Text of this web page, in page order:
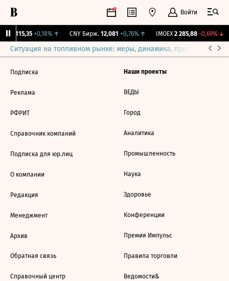
Войти
115,35 +0,18%↑ CNY Бирж. 12,081 +0,76%↑ IMOEX 2 285,88 -0,69%↓
Ситуация на топливном рынке: меры, динамика, прогнозы
Подписка
Реклама
РФРИТ
Справочник компаний
Подписка для юр.лиц
О компании
Редакция
Менеджмент
Архив
Обратная связь
Справочный центр
Наши проекты
ВЕДЫ
Город
Аналитика
Промышленность
Наука
Здоровье
Конференции
Премия Импульс
Правила торговли
Ведомости&